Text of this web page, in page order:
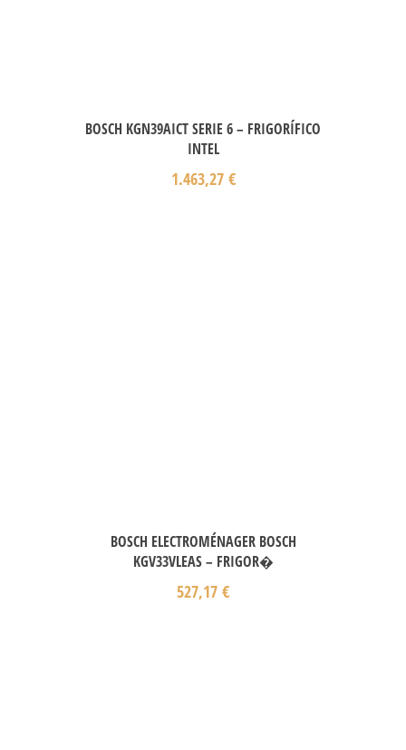
BOSCH KGN39AICT SERIE 6 – FRIGORÍFICO
INTEL
1.463,27 €
BOSCH ELECTROMÉNAGER BOSCH
KGV33VLEAS – FRIGOR�
527,17 €